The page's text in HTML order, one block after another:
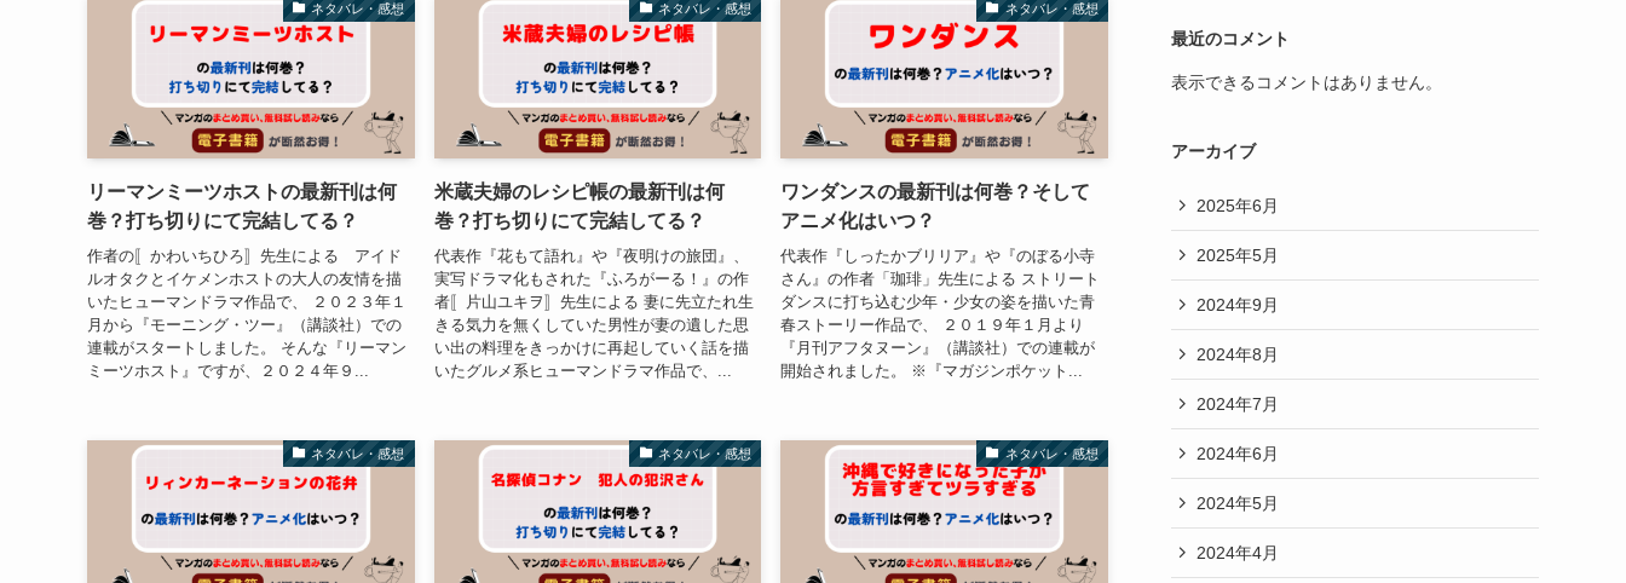
ネタバレ・感想
リーマンミーツホストの最新刊は何
巻？打ち切りにて完結してる？
作者の〚かわいちひろ〛先生による アイド
ルオタクとイケメンホストの大人の友情を描
いたヒューマンドラマ作品で、 ２０２３年１
月から『モーニング・ツー』（講談社）での
連載がスタートしました。 そんな『リーマン
ミーツホスト』ですが、２０２４年９...
ネタバレ・感想
米蔵夫婦のレシピ帳の最新刊は何
巻？打ち切りにて完結してる？
代表作『花もて語れ』や『夜明けの旅団』、
実写ドラマ化もされた『ふろがーる！』の作
者〚片山ユキヲ〛先生による 妻に先立たれ生
きる気力を無くしていた男性が妻の遺した思
い出の料理をきっかけに再起していく話を描
いたグルメ系ヒューマンドラマ作品で、...
ネタバレ・感想
ワンダンスの最新刊は何巻？そして
アニメ化はいつ？
代表作『しったかブリリア』や『のぼる小寺
さん』の作者「珈琲」先生による ストリート
ダンスに打ち込む少年・少女の姿を描いた青
春ストーリー作品で、 ２０１９年１月より
『月刊アフタヌーン』（講談社）での連載が
開始されました。 ※『マガジンポケット...
ネタバレ・感想 ネタバレ・感想 ネタバレ・感想
最近のコメント
表示できるコメントはありません。
アーカイブ
2025年6月
2025年5月
2024年9月
2024年8月
2024年7月
2024年6月
2024年5月
2024年4月